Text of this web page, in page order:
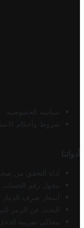
سياسة الخصوصية
شروط وأحكام
أدواتنا
أداة التحقق من
محول رقم الحساب
أسعار صرف الدينار
البحث عن الرمز
محاكي ضريبة